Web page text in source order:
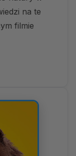
na te
filmie